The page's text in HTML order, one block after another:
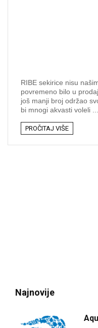
RIBE sekirice nisu
povremeno bilo u
još manji broj održao
bi mnogi akvasti voleli ...
PROČITAJ VIŠE
Najnovije